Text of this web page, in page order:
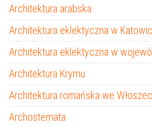
Architektura arabska
Architektura eklektyczna w
Architektura eklektyczna w
Architektura Krymu
Architektura romańska we
Archostemata